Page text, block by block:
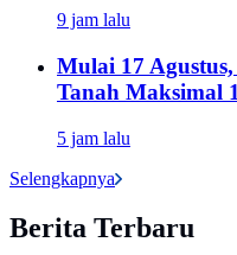
9 jam lalu
Mulai 17
Tanah Maksimal
5 jam lalu
Selengkapnya
Berita Terbaru